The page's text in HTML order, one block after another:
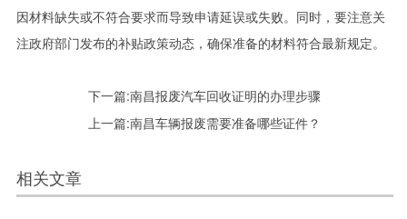
因材料缺失或不符合要求而导致申请延误或失败。同时，要注意关
注政府部门发布的补贴政策动态，确保准备的材料符合最新规定。
下一篇:南昌报废汽车回收证明的办理步骤
上一篇:南昌车辆报废需要准备哪些证件？
相关文章